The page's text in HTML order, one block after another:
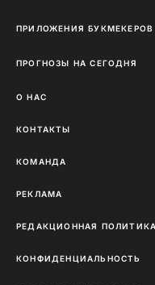
ПРИЛОЖЕНИЯ БУКМЕКЕРОВ
ПРОГНОЗЫ НА СЕГОДНЯ
О НАС
КОНТАКТЫ
КОМАНДА
РЕКЛАМА
РЕДАКЦИОННАЯ ПОЛИТИКА
КОНФИДЕНЦИАЛЬНОСТЬ